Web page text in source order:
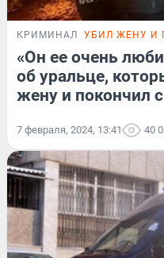
КРИМИНАЛ УБИЛ ЖЕНУ И
«Он ее очень
об уральце,
жену и покончил
7 февраля, 2024, 13:41 40